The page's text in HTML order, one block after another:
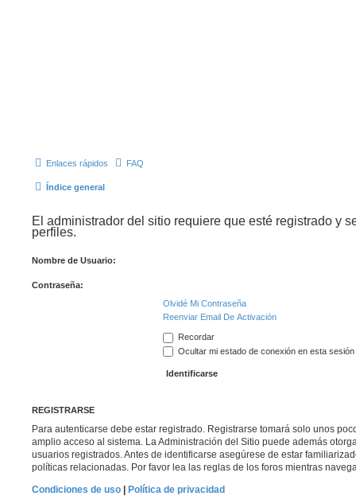
Enlaces rápidos FAQ
Índice general
El administrador del sitio requiere que esté registrado y
perfiles.
Nombre de Usuario:
Contraseña:
Olvidé Mi Contraseña
Reenviar Email De Activación
Recordar
Ocultar mi estado de conexión en esta sesión
REGISTRARSE
Para autenticarse debe estar registrado. Registrarse tomará solo unos
amplio acceso al sistema. La Administración del Sitio puede además
usuarios registrados. Antes de identificarse asegúrese de estar
políticas relacionadas. Por favor lea las reglas de los foros mientras
Condiciones de uso | Política de privacidad